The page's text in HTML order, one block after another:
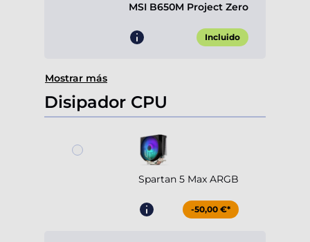
MSI B650M Project Zero
Incluido
Mostrar más
Disipador CPU
Spartan 5 Max ARGB
-50,00 €*